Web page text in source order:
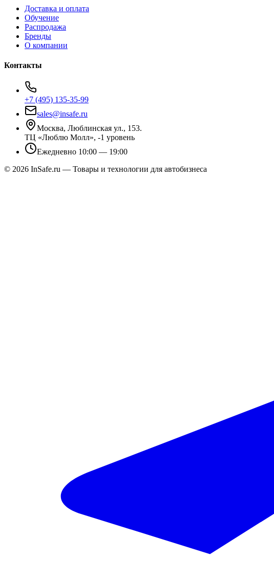
Доставка и оплата
Обучение
Распродажа
Бренды
О компании
Контакты
+7 (495) 135-35-99
sales@insafe.ru
Москва, Люблинская ул., 153.
ТЦ «Люблю Молл», -1 уровень
Ежедневно 10:00 — 19:00
© 2026 InSafe.ru — Товары и технологии для автобизнеса